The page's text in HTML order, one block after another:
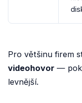
Pro většinu firem
videohovor —
levnější.